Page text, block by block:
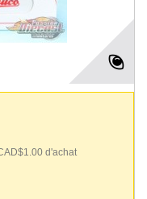
d'achat